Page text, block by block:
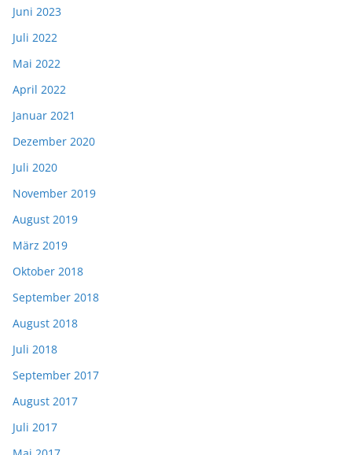
Juni 2023
Juli 2022
Mai 2022
April 2022
Januar 2021
Dezember 2020
Juli 2020
November 2019
August 2019
März 2019
Oktober 2018
September 2018
August 2018
Juli 2018
September 2017
August 2017
Juli 2017